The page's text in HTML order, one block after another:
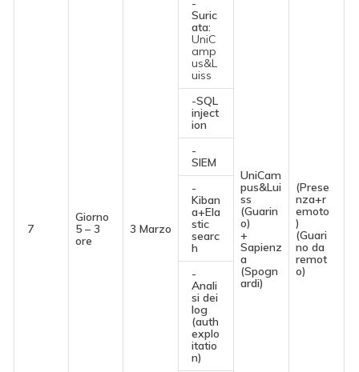
7
Giorno
5 – 3
ore
3 Marzo
UniCam
pus&Lui
ss
(Guarin
o)
+
Sapienz
a
(Spogn
ardi)
(Prese
nza+r
emoto
)
(Guari
no da
remot
o)
-
Suric
ata:
UniC
amp
us&L
uiss
-SQL
inject
ion
-
SIEM
-
Kiban
a+Ela
stic
searc
h
-
Anali
si dei
log
(auth
explo
itatio
n)